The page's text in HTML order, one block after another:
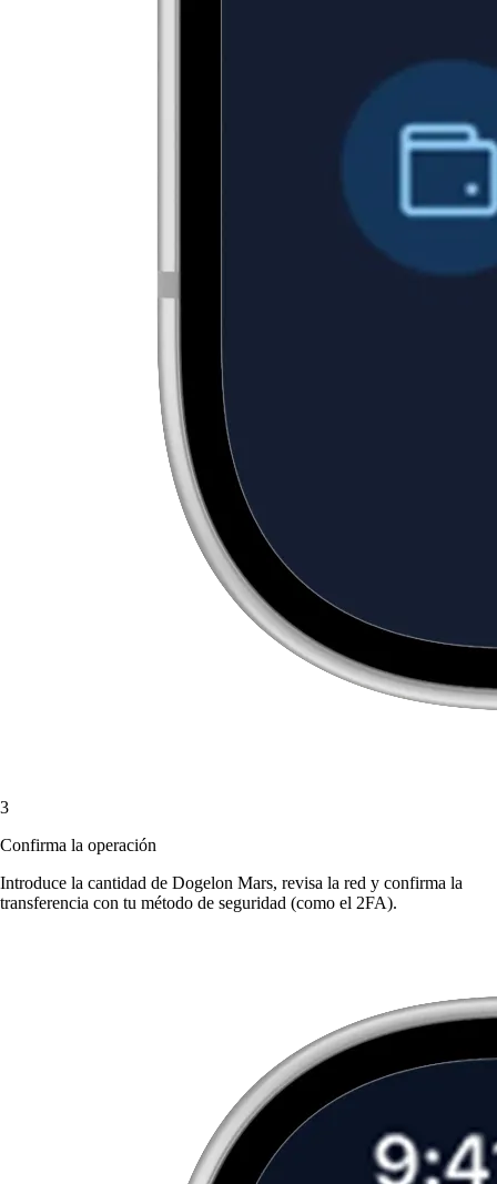
3
Confirma la operación
Introduce la cantidad de Dogelon Mars, revisa la red y confirma la
transferencia con tu método de seguridad (como el 2FA).